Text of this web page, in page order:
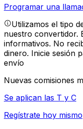
Programar una
Utilizamos el tipo
nuestro convertidor.
informativos. No
dinero. Inicie sesión
envío
Nuevas comisiones
Se aplican las T y C
Regístrate hoy mismo